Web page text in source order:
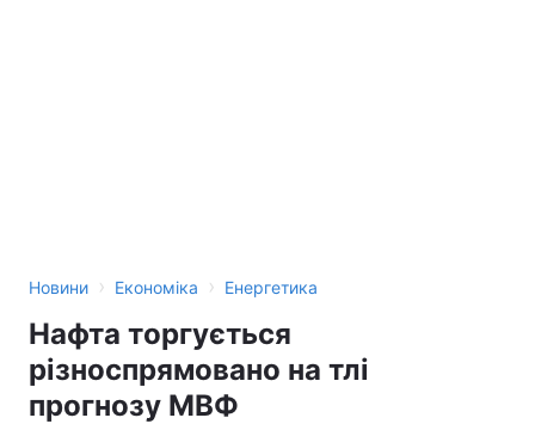
Новини › Економіка › Енергетика
Нафта торгується
різноспрямовано на тлі
прогнозу МВФ